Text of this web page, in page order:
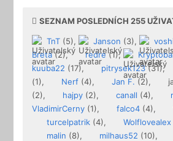
SEZNAM POSLEDNÍCH 255
TnT (5), Janson (3), voshi
Breta(2), redre(1),
kuuba22 (17), pitrysek123(31),
(1),
Nerf (4), Jan F.(2),
(2),
hajpy (2), canall (4),
VladimirCerny (1), falco4 (4),
turcelpatrik (4), Wolflovealex
malin (8), milhaus52 (10),